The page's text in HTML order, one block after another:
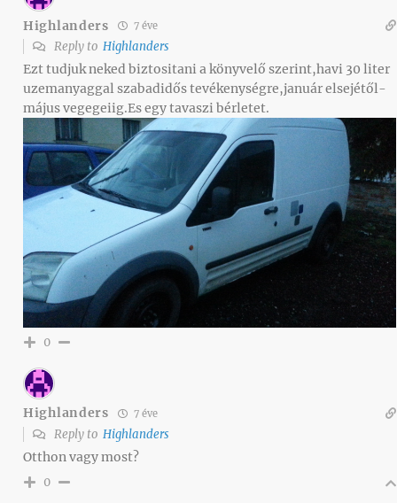
Highlanders 7 éve
Reply to Highlanders
Ezt tudjuk neked biztositani a könyvelő szerint,havi 30 liter
uzemanyaggal szabadidős tevékenységre,január elsejétől-
május vegegeiig.Es egy tavaszi bérletet.
0
Highlanders 7 éve
Reply to Highlanders
Otthon vagy most?
0